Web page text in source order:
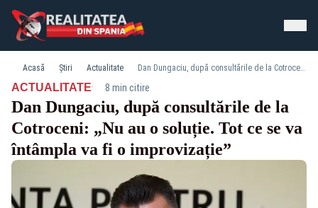
Acasă Știri Actualitate Dan Dungaciu, după consultările de la Cotroceni: „Nu au o soluție. Tot ce se va întâmpla va fi o improvizație”
ACTUALITATE· 8 min citire
Dan Dungaciu, după consultările de la
Cotroceni: „Nu au o soluție. Tot ce se va
întâmpla va fi o improvizație”